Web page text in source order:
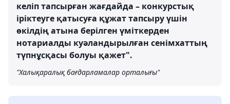
келіп тапсырған жағдайда – конкурстық
іріктеуге қатысуға құжат тапсыру үшін
өкілдің атына берілген үміткерден
нотариалды куәландырылған сенімхаттың
түпнұсқасы болуы қажет".
"Халықаралық бағдарламалар орталығы"